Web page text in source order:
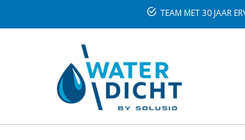
TEAM MET 30 JAAR